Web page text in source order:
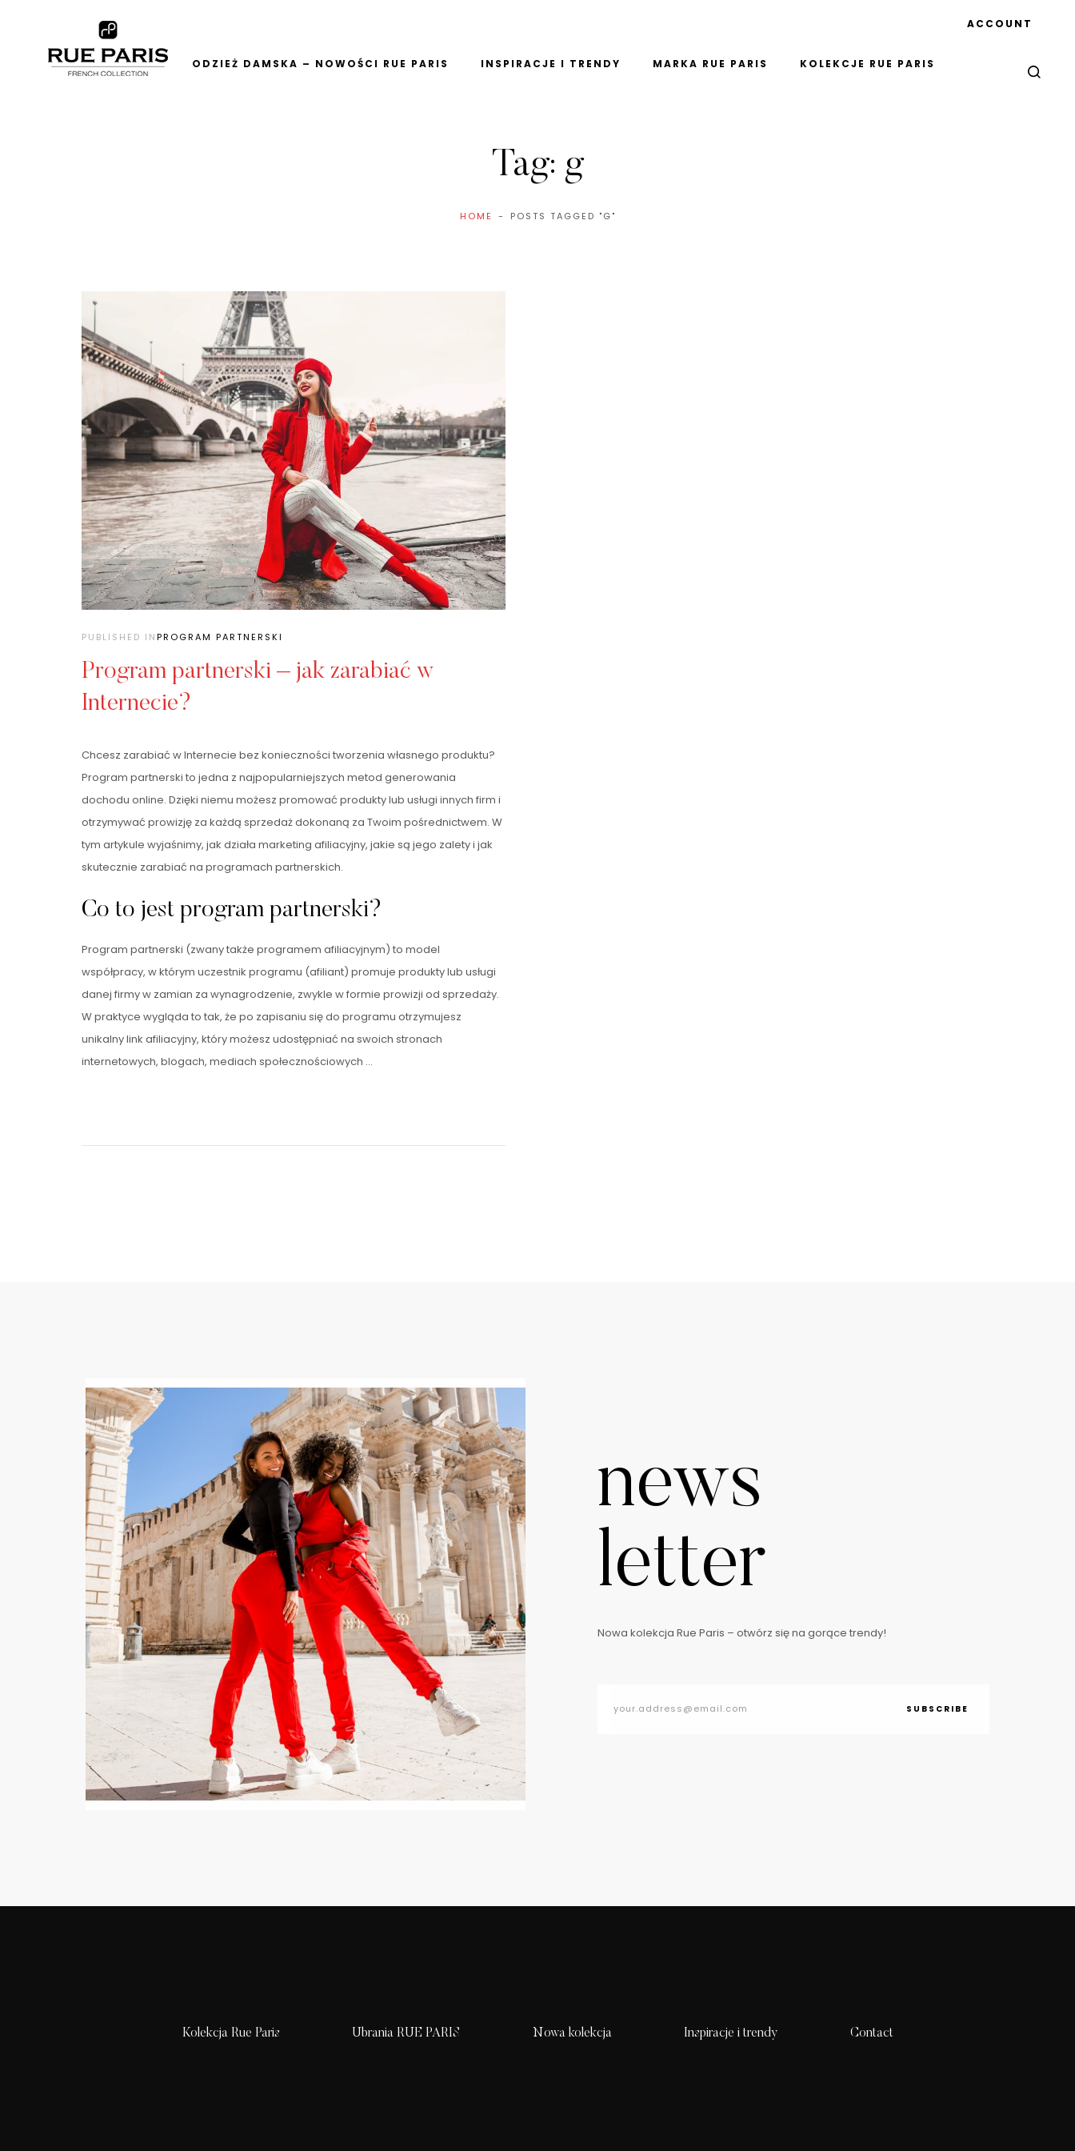
ODZIEŻ DAMSKA – NOWOŚCI RUE PARIS INSPIRACJE I TRENDY MARKA RUE PARIS KOLEKCJE RUE PARIS
ACCOUNT
Tag: g
HOME POSTS TAGGED "G"
PUBLISHED INPROGRAM PARTNERSKI
Program partnerski – jak zarabiać w
Internecie?
Chcesz zarabiać w Internecie bez konieczności tworzenia własnego produktu?
Program partnerski to jedna z najpopularniejszych metod generowania
dochodu online. Dzięki niemu możesz promować produkty lub usługi innych firm i
otrzymywać prowizję za każdą sprzedaż dokonaną za Twoim pośrednictwem. W
tym artykule wyjaśnimy, jak działa marketing afiliacyjny, jakie są jego zalety i jak
skutecznie zarabiać na programach partnerskich.
Co to jest program partnerski?
Program partnerski (zwany także programem afiliacyjnym) to model
współpracy, w którym uczestnik programu (afiliant) promuje produkty lub usługi
danej firmy w zamian za wynagrodzenie, zwykle w formie prowizji od sprzedaży.
W praktyce wygląda to tak, że po zapisaniu się do programu otrzymujesz
unikalny link afiliacyjny, który możesz udostępniać na swoich stronach
internetowych, blogach, mediach społecznościowych …
news
letter
Nowa kolekcja Rue Paris – otwórz się na gorące trendy!
SUBSCRIBE
Kolekcja Rue Paris Ubrania RUE PARIS Nowa kolekcja Inspiracje i trendy Contact